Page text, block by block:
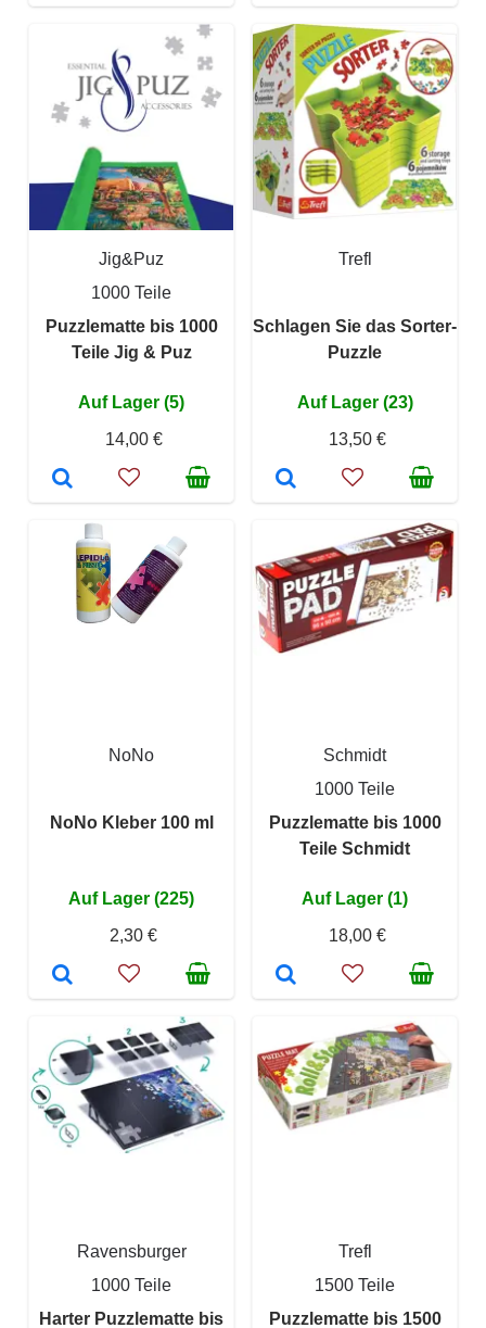
Jig&Puz
1000 Teile
Puzzlematte bis 1000
Teile Jig & Puz
Auf Lager (5)
14,00 €
Trefl
Schlagen Sie das Sorter-
Puzzle
Auf Lager (23)
13,50 €
NoNo
NoNo Kleber 100 ml
Auf Lager (225)
2,30 €
Schmidt
1000 Teile
Puzzlematte bis 1000
Teile Schmidt
Auf Lager (1)
18,00 €
Ravensburger
1000 Teile
Harter Puzzlematte bis
Trefl
1500 Teile
Puzzlematte bis 1500